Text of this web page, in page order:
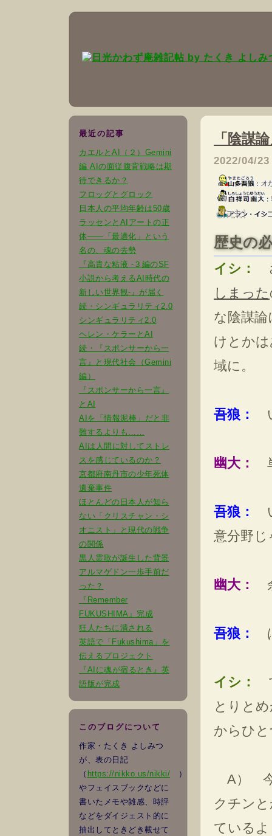
最近の記事
カエルとAI（２）Gemini
編 AIの面従腹背戦略は期
待できるか？
フロッグとグロック
日本人の平均年齢は50歳
ラッセンとAIアートの正
体――「最適化」という
名の、魂の去勢
『高貴な粘液 -３編のSF
小説から考えるAI時代の
新しい世界観-』が届く
続・シンギュラリティ2.0
シンギュラリティ2.0
ヘレン・ケラーとAI
続・『スポンサーから一
言』と現代社会（Gemini
編）
『スポンサーから一言』
とAI
AIを「情報泥棒」だと非
難するよりも……
AIは人間に対してストレ
スを感じているのか？
京都府南丹市の少年死体
遺棄事件
ほとんどの日本人が知ら
ない「クリスチャン・シ
オニスト」と現代の戦争
の関係
黒人霊歌が誕生した背景
アルマゲドン一歩手前だ
った？
『Remember
FUKUSHIMA』完成
狂人たちに潰される
英語で「Fukushima」を
伝えるプロジェクト
『AIに魂が宿るとき』英
語版が完成
このブログについて
作家・たくき よしみつ
が、表の日記
（ https://nikko.us/nikki/ ）
やフェイスブックなどに
書いたメモや雑感、時評
などをダイジェスト的に
抽出してときどき載せて
「陰謀
2022/04/
歴史の
イシ：
しまった
な陰謀
けとか
域に。
吾狼：
幽大：
吾狼：
意分野
幽大：
吾狼：
イシ：
とりと
からひ
A） 今
クチン
ている